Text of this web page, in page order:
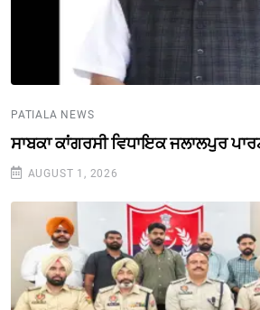
PATIALA NEWS
ਸਾਬਕਾ ਕਾਂਗਰਸੀ ਵਿਧਾਇਕ ਜਲਾਲਪੁਰ
AUGUST 1, 2026